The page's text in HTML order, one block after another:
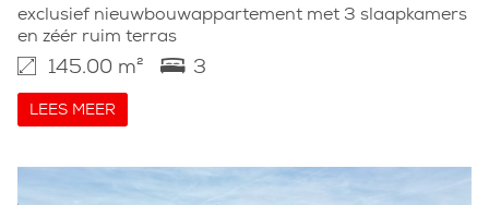
exclusief nieuwbouwappartement met 3 slaapkamers
en zéér ruim terras
145.00 m² 3
LEES MEER